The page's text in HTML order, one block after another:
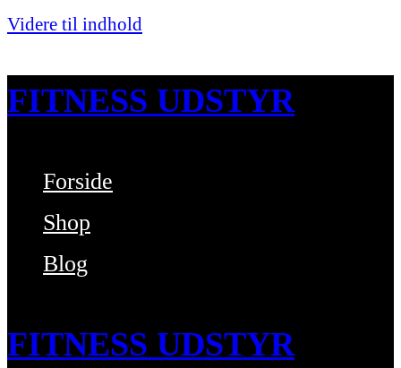
Videre til indhold
FITNESS UDSTYR
Bare endnu et fitness websted
Forside
Shop
Blog
FITNESS UDSTYR